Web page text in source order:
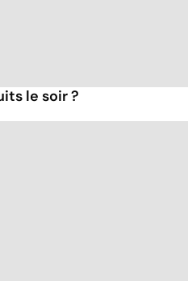
le soir ?